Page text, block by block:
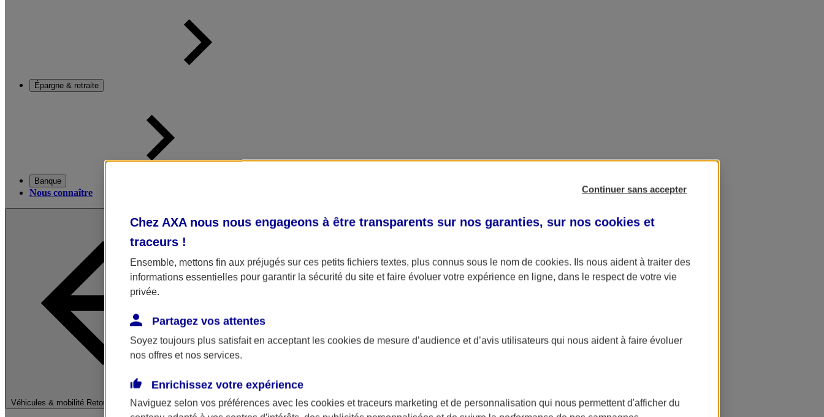
Épargne & retraite
Banque
Nous connaître
Véhicules & mobilité Retour à la section précédente
Fermer le menu principal
Continuer sans accepter
Chez AXA nous nous engageons à être transparents sur nos garanties, sur nos cookies et
traceurs !
Ensemble, mettons fin aux préjugés sur ces petits fichiers textes, plus connus sous le nom de cookies. Ils nous aident à traiter des
informations essentielles pour garantir la sécurité du site et faire évoluer votre expérience en ligne, dans le respect de votre vie
privée.
Partagez vos attentes
Soyez toujours plus satisfait en acceptant les cookies de mesure d’audience et d’avis utilisateurs qui nous aident à faire évoluer
nos offres et nos services.
Enrichissez votre expérience
Naviguez selon vos préférences avec les cookies et traceurs marketing et de personnalisation qui nous permettent d'afficher du